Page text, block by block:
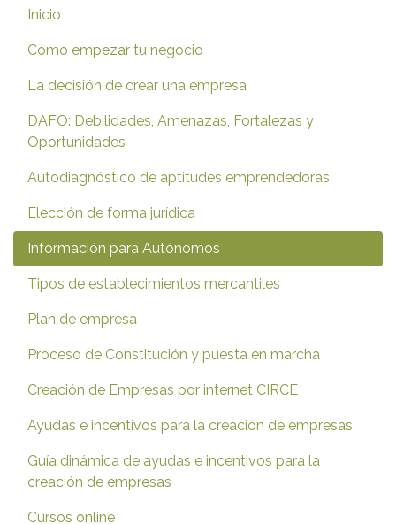
Inicio
Cómo empezar tu negocio
La decisión de crear una empresa
DAFO: Debilidades, Amenazas, Fortalezas y
Oportunidades
Autodiagnóstico de aptitudes emprendedoras
Elección de forma jurídica
Información para Autónomos
Tipos de establecimientos mercantiles
Plan de empresa
Proceso de Constitución y puesta en marcha
Creación de Empresas por internet CIRCE
Ayudas e incentivos para la creación de empresas
Guía dinámica de ayudas e incentivos para la
creación de empresas
Cursos online